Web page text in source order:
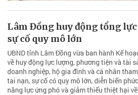
Lâm Đồng huy động tổng
sự cố quy mô lớn
UBND tỉnh Lâm Đồng vừa ban hành Kế
về huy động lực lượng, phương tiện và tài
doanh nghiệp, hộ gia đình và cá nhân
tai nạn, sự cố có quy mô lớn, diễn biến
năng lực ứng phó và giảm thiểu thiệt hại